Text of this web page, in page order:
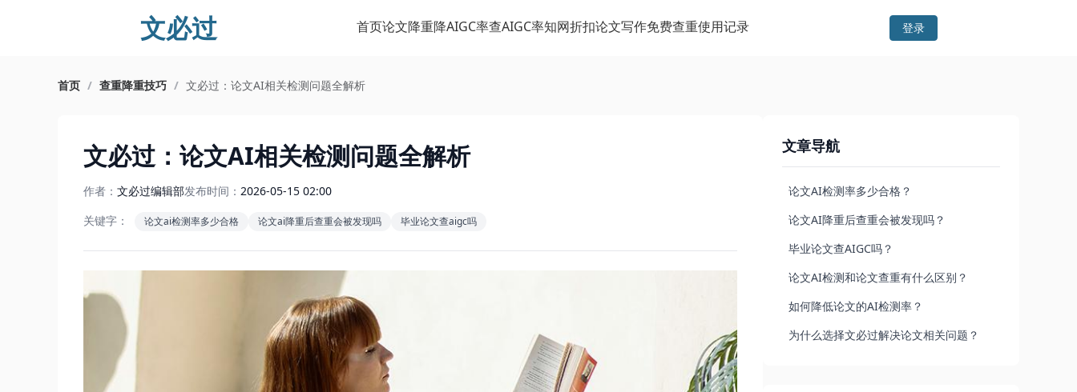
文必过 首页论文降重降AIGC率查AIGC率知网折扣论文写作免费查重使用记录 登录
首页 / 查重降重技巧 / 文必过：论文AI相关检测问题全解析
文必过：论文AI相关检测问题全解析
作者： 文必过编辑部发布时间： 2026-05-15 02:00
关键字：
论文ai检测率多少合格 论文ai降重后查重会被发现吗 毕业论文查aigc吗
文章导航
论文AI检测率多少合格？
论文AI降重后查重会被发现吗？
毕业论文查AIGC吗？
论文AI检测和论文查重有什么区别？
如何降低论文的AI检测率？
为什么选择文必过解决论文相关问题？